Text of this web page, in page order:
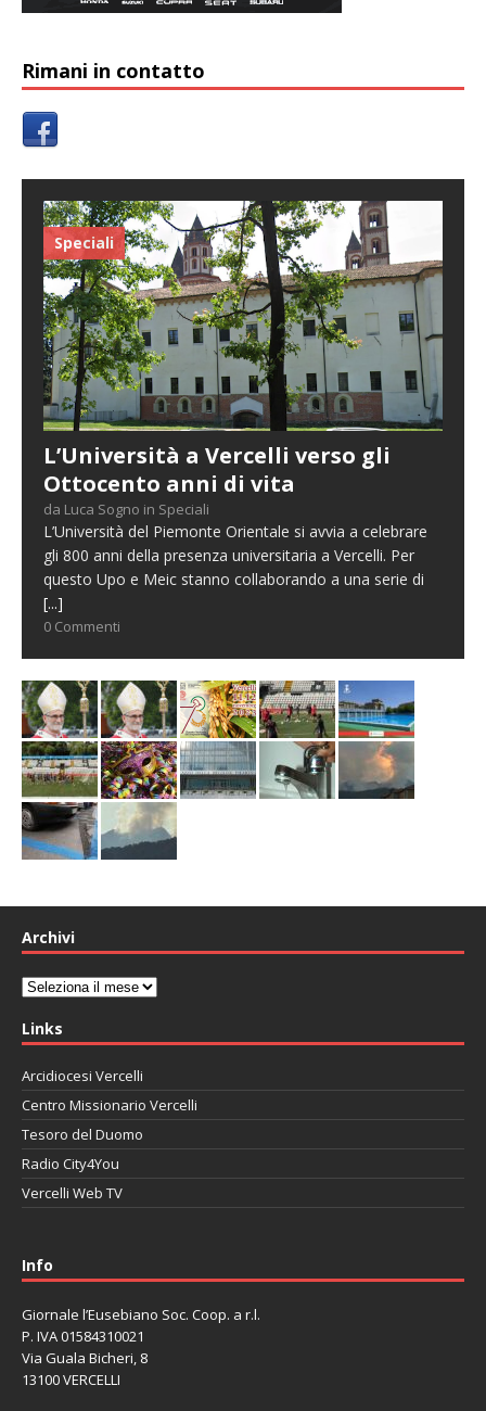
Rimani in contatto
Speciali
L’Università a Vercelli verso gli
Ottocento anni di vita
da Luca Sogno in Speciali
L’Università del Piemonte Orientale si avvia a celebrare
gli 800 anni della presenza universitaria a Vercelli. Per
questo Upo e Meic stanno collaborando a una serie di
[...]
0 Commenti
Archivi
Archivi
Links
Arcidiocesi Vercelli
Centro Missionario Vercelli
Tesoro del Duomo
Radio City4You
Vercelli Web TV
Info
Giornale l’Eusebiano Soc. Coop. a r.l.
P. IVA 01584310021
Via Guala Bicheri, 8
13100 VERCELLI